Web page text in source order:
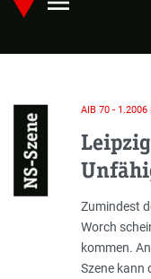
Skip
main
NS-Szene
AIB 70 - 1.2006
Einleitung
Zumindest
Worch
kommen.
Szene kann